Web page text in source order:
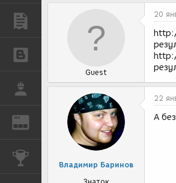
REN ЖУРНАЛ
Guest
20
Владимир Баринов
22
А